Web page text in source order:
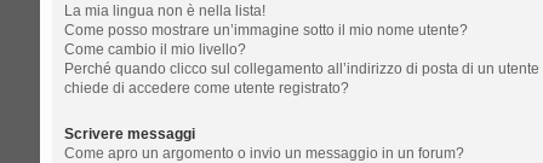
La mia lingua non è nella lista!
Come posso mostrare un’immagine sotto il mio nome utente?
Come cambio il mio livello?
Perché quando clicco sul collegamento all’indirizzo di posta di un utente
chiede di accedere come utente registrato?
Scrivere messaggi
Come apro un argomento o invio un messaggio in un forum?